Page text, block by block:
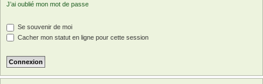
J’ai oublié mon mot de passe
Se souvenir de moi
Cacher mon statut en ligne pour cette session